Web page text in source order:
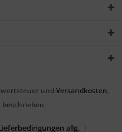
und Versandkosten,
allg.